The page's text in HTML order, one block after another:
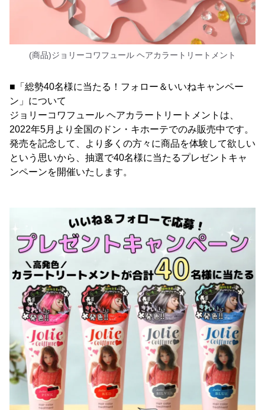
(商品)ジョリーコワフュール ヘアカラートリートメント
■「総勢40名様に当たる！フォロー＆いいねキャンペー
ン」について
ジョリーコワフュール ヘアカラートリートメントは、
2022年5月より全国のドン・キホーテでのみ販売中です。
発売を記念して、より多くの方々に商品を体験して欲しい
という思いから、抽選で40名様に当たるプレゼントキャ
ンペーンを開催いたします。